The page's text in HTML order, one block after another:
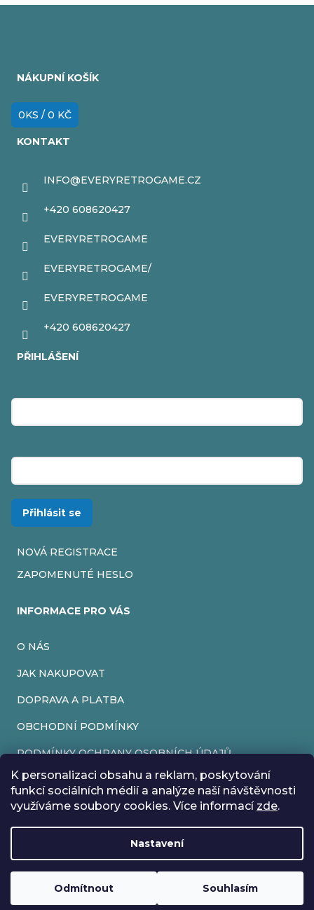
K personalizaci obsahu a reklam, poskytování
funkcí sociálních médií a analýze naší návštěvnosti
využíváme soubory cookies. Více informací zde.
Nastavení
Odmítnout Souhlasím
Rádi bychom vás informovali, že od 17. 7. do 24. 7. včetně
máme z důvodu dovolené zavřeno. Všechny objednávky
budou vyřízeny co nejdříve od 27. 7. :) Přejeme vám krásné
NÁKUPNÍ KOŠÍK
0KS / 0 KČ
KONTAKT
INFO@EVERYRETROGAME.CZ
+420 608620427
EVERYRETROGAME
EVERYRETROGAME/
EVERYRETROGAME
+420 608620427
PŘIHLÁŠENÍ
Přihlásit se
NOVÁ REGISTRACE
ZAPOMENUTÉ HESLO
INFORMACE PRO VÁS
O NÁS
JAK NAKUPOVAT
DOPRAVA A PLATBA
OBCHODNÍ PODMÍNKY
PODMÍNKY OCHRANY OSOBNÍCH ÚDAJŮ
VRÁCENÍ ZBOŽÍ
REKLAMACE
Vytvořil Shoptet
Copyright 2026EveryRetroGame. Všechna práva vyhrazena.
Upravit nastavení cookies
Loading